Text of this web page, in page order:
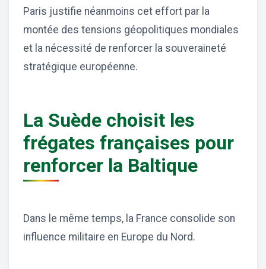
Paris justifie néanmoins cet effort par la
montée des tensions géopolitiques mondiales
et la nécessité de renforcer la souveraineté
stratégique européenne.
La Suède choisit les
frégates françaises pour
renforcer la Baltique
Dans le même temps, la France consolide son
influence militaire en Europe du Nord.